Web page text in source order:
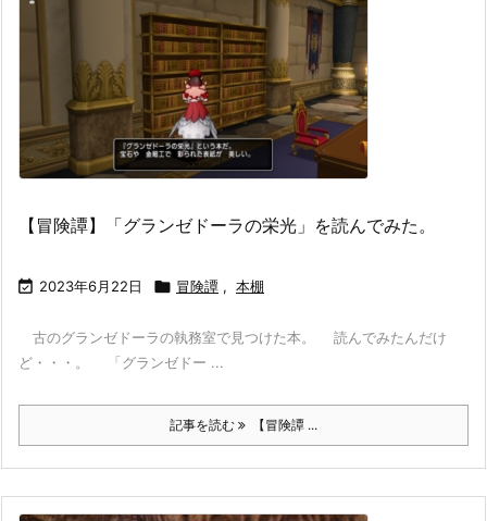
【冒険譚】「グランゼドーラの栄光」を読んでみた。
 2023年6月22日  冒険譚 , 本棚
古のグランゼドーラの執務室で見つけた本。 読んでみたんだけ
ど・・・。 「グランゼドー ...
記事を読む 【冒険譚 ...